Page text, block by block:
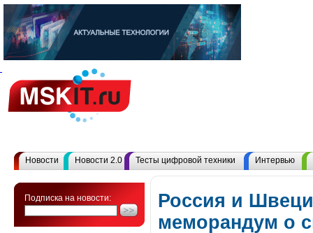
Новости Новости 2.0 Тесты цифровой техники Интервью
Подписка на новости:
Россия и
меморандум о